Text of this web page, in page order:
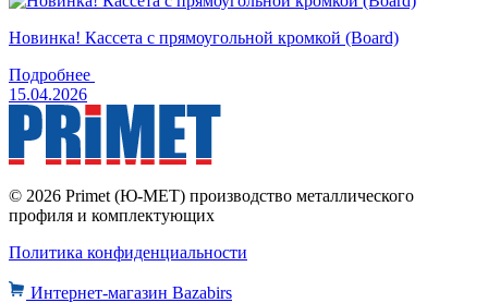
Новинка! Кассета с прямоугольной кромкой (Board)
Подробнее
15.04.2026
© 2026 Primet (Ю-МЕТ) производство металлического
профиля и комплектующих
Политика конфиденциальности
Интернет-магазин Bazabirs